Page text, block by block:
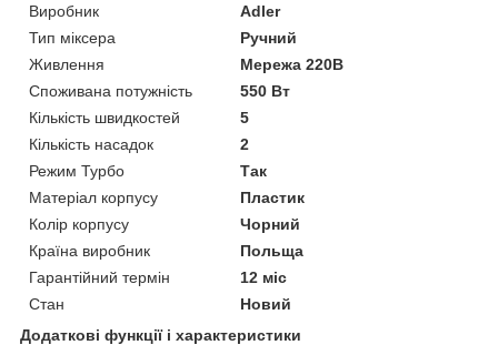
Виробник
Adler
Тип міксера
Ручний
Живлення
Мережа 220В
Споживана потужність
550 Вт
Кількість швидкостей
5
Кількість насадок
2
Режим Турбо
Так
Матеріал корпусу
Пластик
Колір корпусу
Чорний
Країна виробник
Польща
Гарантійний термін
12 міс
Стан
Новий
Додаткові функції і характеристики